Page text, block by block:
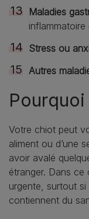
Maladies
inflammatoire
Stress ou
Autres
Votre chiot peut
aliment ou d’une
avoir avalé
étranger. Dans
urgente, surtout
contiennent du